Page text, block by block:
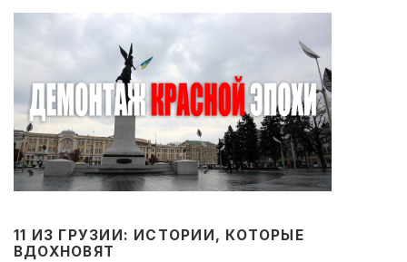
11 ИЗ ГРУЗИИ: ИСТОРИИ, КОТОРЫЕ
ВДОХНОВЯТ